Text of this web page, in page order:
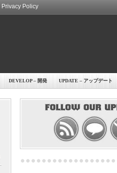
Privacy Policy
DEVELOP – 開発 UPDATE – アップデート